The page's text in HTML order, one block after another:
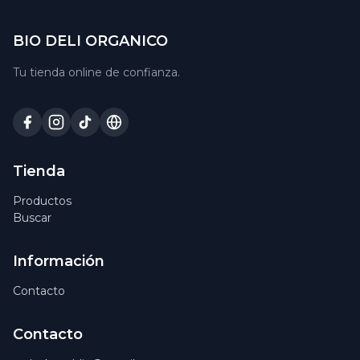
BIO DELI ORGANICO
Tu tienda online de confianza.
Tienda
Productos
Buscar
Información
Contacto
Contacto